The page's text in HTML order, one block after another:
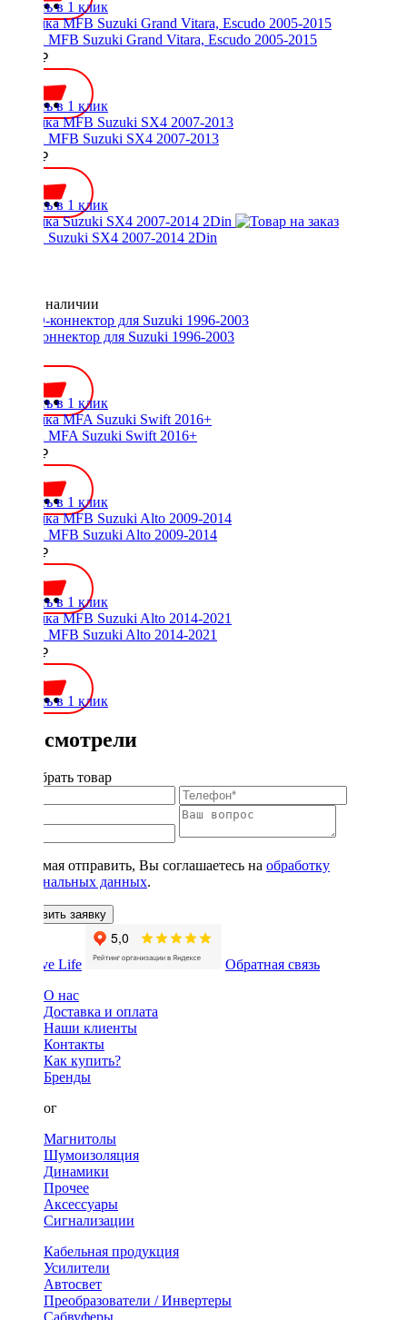
Купить в 1 клик
Рамка MFB Suzuki Grand Vitara, Escudo 2005-2015
2000 ₽
Купить в 1 клик
Рамка MFB Suzuki SX4 2007-2013
2000 ₽
Купить в 1 клик
Рамка Suzuki SX4 2007-2014 2Din
Нет в наличии
ISO-коннектор для Suzuki 1996-2003
Купить в 1 клик
Рамка MFA Suzuki Swift 2016+
1600 ₽
Купить в 1 клик
Рамка MFB Suzuki Alto 2009-2014
2000 ₽
Купить в 1 клик
Рамка MFB Suzuki Alto 2014-2021
2000 ₽
Купить в 1 клик
Вы смотрели
Подобрать товар
Нажимая отправить, Вы соглашаетесь на обработку
персональных данных.
Оставить заявку
Обратная связь
О нас
Доставка и оплата
Наши клиенты
Контакты
Как купить?
Бренды
Каталог
Магнитолы
Шумоизоляция
Динамики
Прочее
Аксессуары
Сигнализации
Кабельная продукция
Усилители
Автосвет
Преобразователи / Инвертеры